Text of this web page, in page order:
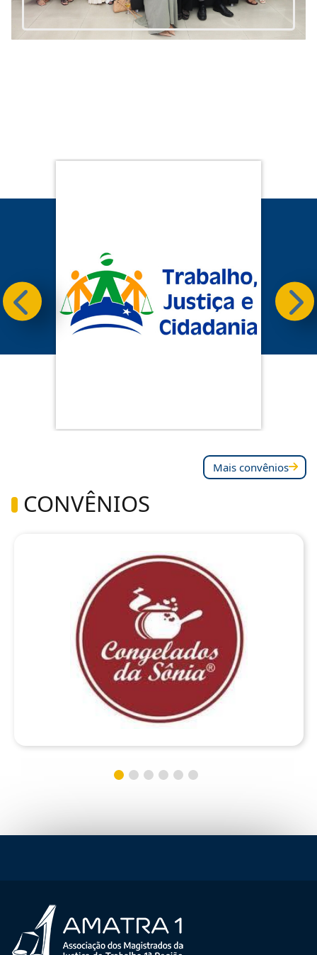
CONVÊNIOS
Mais convênios